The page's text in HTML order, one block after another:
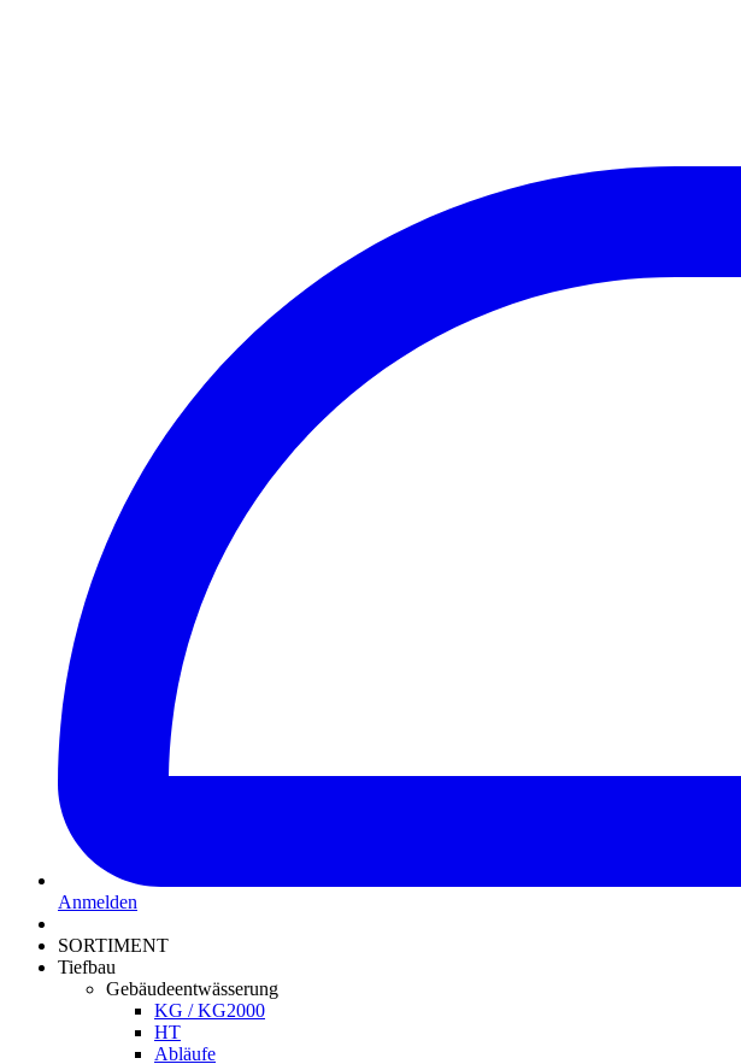
Anmelden
SORTIMENT
Tiefbau
Gebäudeentwässerung
KG / KG2000
HT
Abläufe